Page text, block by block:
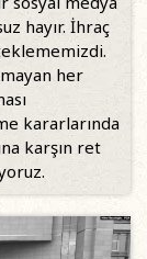
hayır. İhraç
her
kararlarında
karşın ret